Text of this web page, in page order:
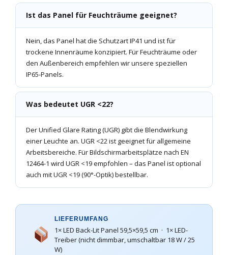
Ist das Panel für Feuchträume geeignet?
Nein, das Panel hat die Schutzart IP41 und ist für
trockene Innenräume konzipiert. Für Feuchträume oder
den Außenbereich empfehlen wir unsere speziellen
IP65-Panels.
Was bedeutet UGR <22?
Der Unified Glare Rating (UGR) gibt die Blendwirkung
einer Leuchte an. UGR <22 ist geeignet für allgemeine
Arbeitsbereiche. Für Bildschirmarbeitsplätze nach EN
12464-1 wird UGR <19 empfohlen – das Panel ist optional
auch mit UGR <19 (90°-Optik) bestellbar.
LIEFERUMFANG
1× LED Back-Lit Panel 59,5×59,5 cm · 1× LED-
Treiber (nicht dimmbar, umschaltbar 18 W / 25
W)